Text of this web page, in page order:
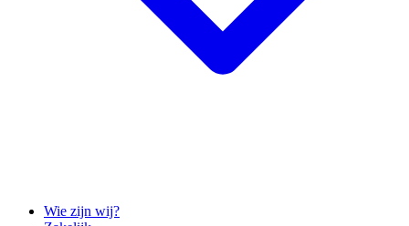
Wie zijn wij?